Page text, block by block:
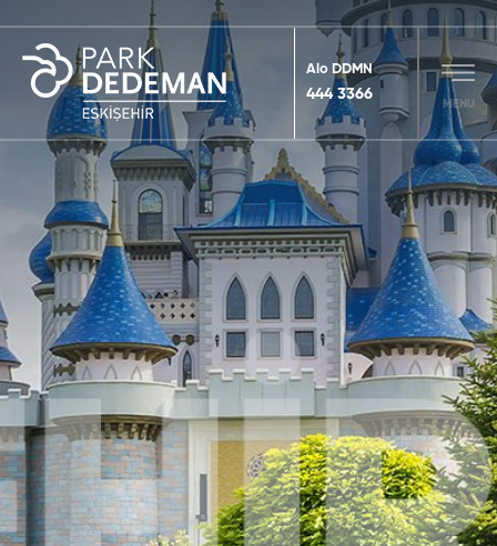
Alo DDMN
444 3366
MENU